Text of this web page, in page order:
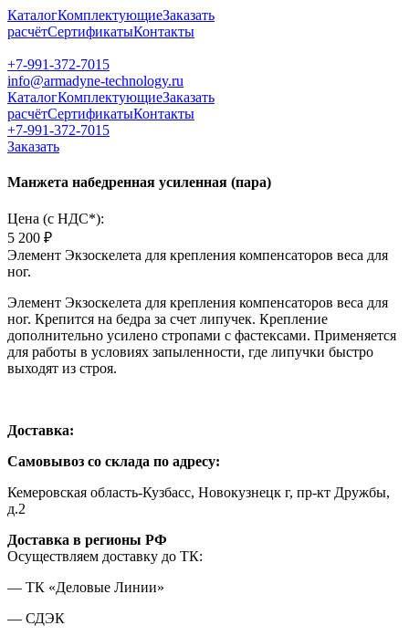
КаталогКомплектующиеЗаказать
расчётСертификатыКонтакты
+7-991-372-7015
info@armadyne-technology.ru
КаталогКомплектующиеЗаказать
расчётСертификатыКонтакты
+7-991-372-7015
Заказать
Манжета набедренная усиленная (пара)
Цена (c НДС*):
5 200 ₽
Элемент Экзоскелета для крепления компенсаторов веса для
ног.
Элемент Экзоскелета для крепления компенсаторов веса для
ног. Крепится на бедра за счет липучек. Крепление
дополнительно усилено стропами с фастексами. Применяется
для работы в условиях запыленности, где липучки быстро
выходят из строя.
Доставка:
Самовывоз со склада по адресу:
Кемеровская область-Кузбасс, Новокузнецк г, пр-кт Дружбы,
д.2
Доставка в регионы РФ
Осуществляем доставку до ТК:
— ТК «Деловые Линии»
— СДЭК